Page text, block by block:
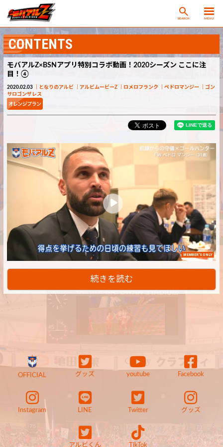
SEARCH MENU
CONTENTS
モバアルZ×BSNアプリ特別コラボ動画！2020シーズン ここに注
目！④
2020.02.03 となりのアルビ アルビムービーZ ロメロフランク ペドロマンジー
ゴン
サロゴンザレス
MEMBER'S ONLY
続きを読む
OFFICIAL グッズ youtube Facebook
Instagram LINE Twitter グッズ
アルビくん TikTok